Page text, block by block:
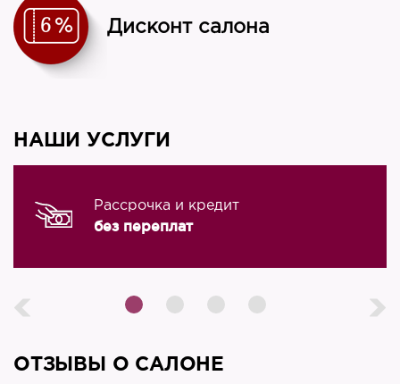
Дисконт салона
НАШИ УСЛУГИ
Рассрочка и кредит
без переплат
ОТЗЫВЫ О САЛОНЕ